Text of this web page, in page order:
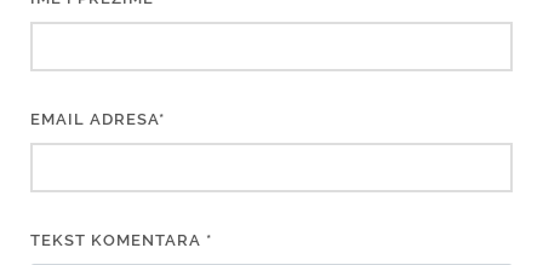
EMAIL ADRESA*
TEKST KOMENTARA *